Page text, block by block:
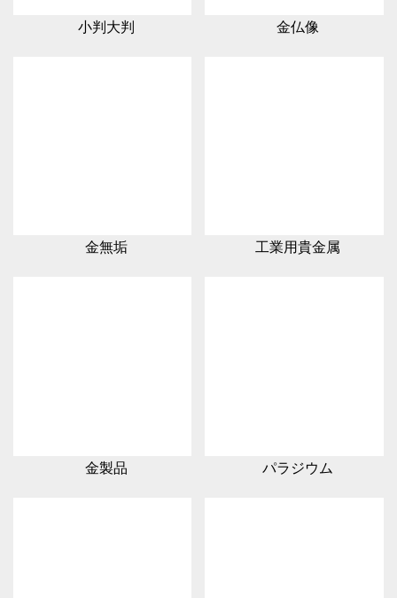
小判大判 金仏像
金無垢 工業用貴金属
金製品 パラジウム